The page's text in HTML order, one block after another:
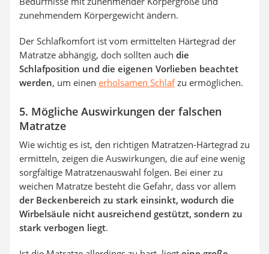
zunehmendem Körpergewicht ändern.
Der Schlafkomfort ist vom ermittelten Härtegrad der
Matratze abhängig, doch sollten auch die
Schlafposition und die eigenen Vorlieben beachtet
werden, um einen erholsamen Schlafzu ermöglichen.
5. Mögliche Auswirkungen der falschen
Matratze
Wie wichtig es ist, den richtigen Matratzen-Härtegrad zu
ermitteln, zeigen die Auswirkungen, die auf eine wenig
sorgfältige Matratzenauswahl folgen. Bei einer zu
weichen Matratze besteht die Gefahr, dass vor allem
der Beckenbereich zu stark einsinkt, wodurch die
Wirbelsäule nicht ausreichend gestützt, sondern zu
stark verbogen liegt.